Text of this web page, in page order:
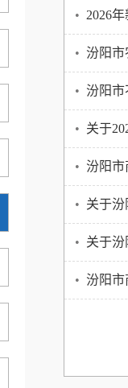
• 2026
• 汾阳
• 汾阳
• 关于
• 汾阳市
• 关于
• 关于
• 汾阳